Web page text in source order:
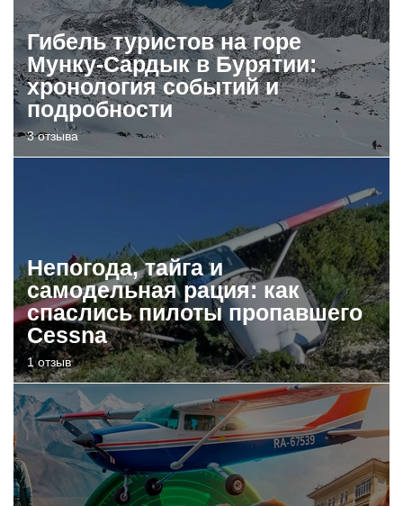
Гибель туристов на горе
Мунку-Сардык в Бурятии:
хронология событий и
подробности
3 отзыва
Непогода, тайга и
самодельная рация: как
спаслись пилоты пропавшего
Cessna
1 отзыв